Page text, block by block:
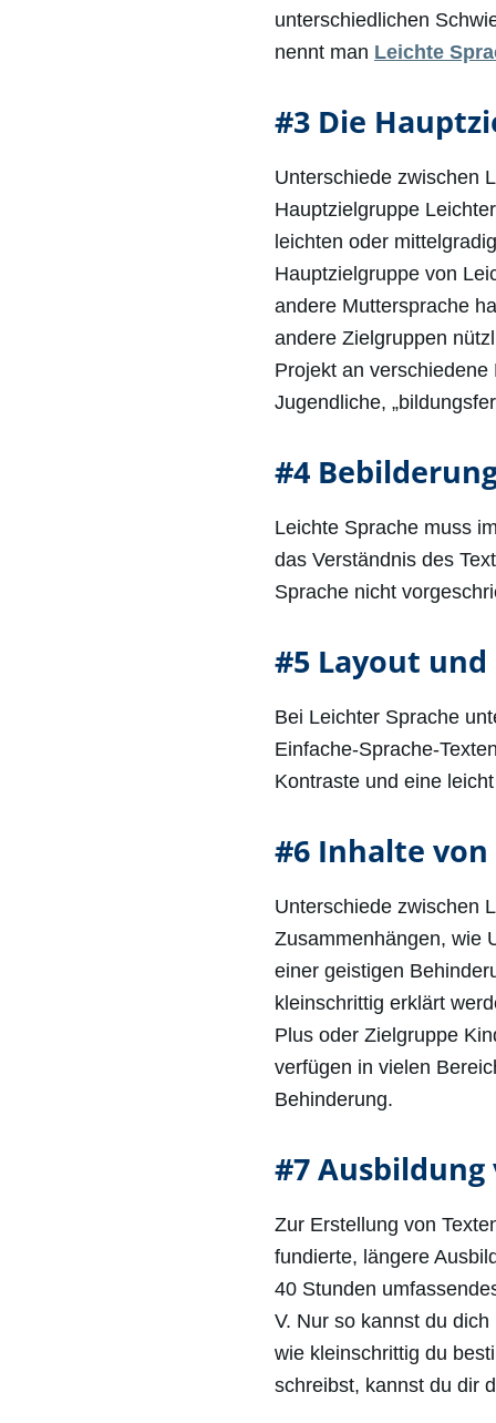
unterschiedlichen
nennt man Leichte
#3 Die
Unterschiede zwischen
Hauptzielgruppe
leichten oder
Hauptzielgruppe von
andere Muttersprache
andere Zielgruppen
Projekt an
Jugendliche,
#4
Leichte Sprache muss
das Verständnis des
Sprache nicht
#5 Layout
Bei Leichter Sprache
Einfache-Sprache-
Kontraste und eine
#6 Inhalte
Unterschiede zwischen
Zusammenhängen, wie
einer geistigen
kleinschrittig erklärt
Plus oder Zielgruppe
verfügen in vielen
Behinderung.
#7
Zur Erstellung von
fundierte, längere
40 Stunden
V. Nur so kannst du
wie kleinschrittig du
schreibst, kannst du dir